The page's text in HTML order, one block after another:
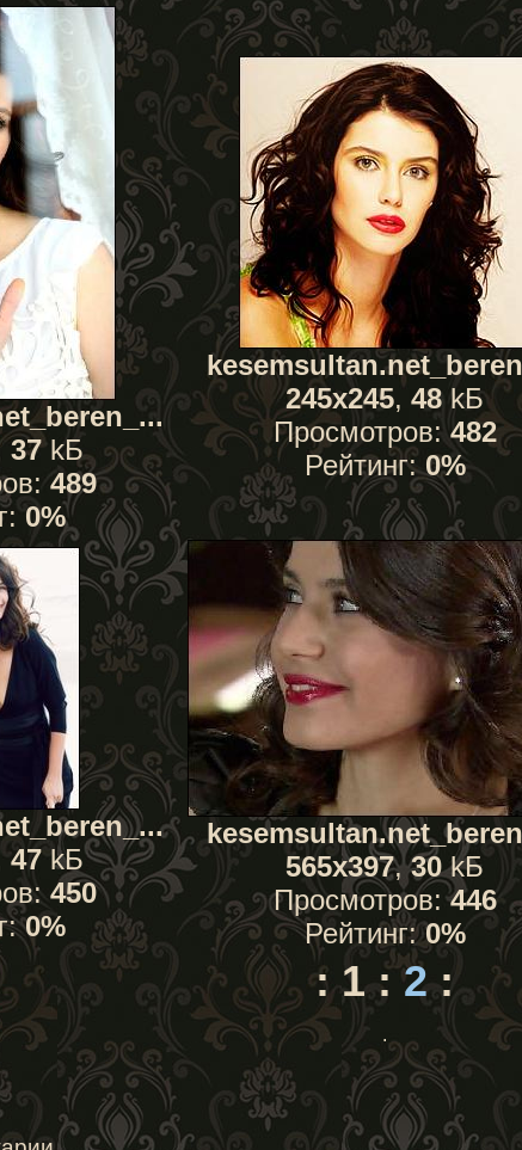
37kБ
489
0%
245x245, 48kБ
Просмотров:482
Рейтинг:0%
47 kБ
450
0%
565x397,30kБ
Просмотров:446
Рейтинг:0%
:1: 2 :
.